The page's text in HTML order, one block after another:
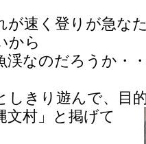
が速く登りが急な
から
渓なのだろうか・
しきり遊んで、目
文村」と掲げて